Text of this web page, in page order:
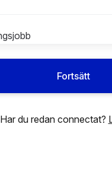
Fortsätt
Har du redan connectat?